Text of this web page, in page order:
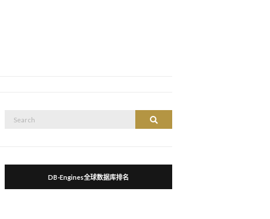
Search
DB-Engines全球数据库排名